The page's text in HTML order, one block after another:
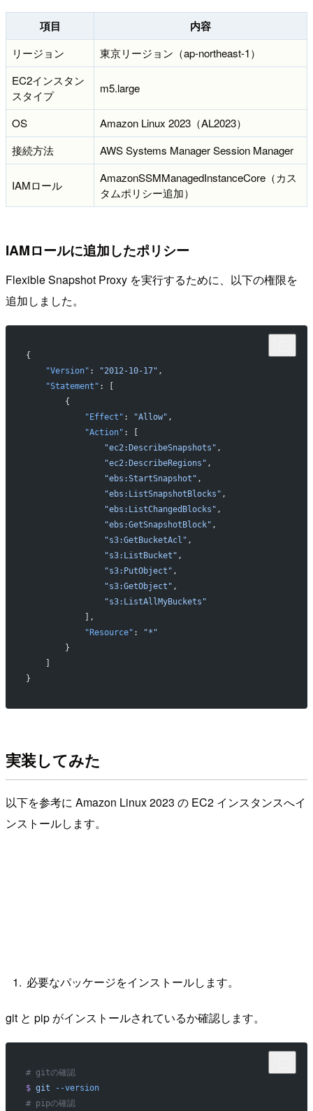
項目 内容
リージョン
東京リージョン（ap-northeast-1）
EC2インスタン
スタイプ
m5.large
OS
Amazon Linux 2023（AL2023）
接続方法
AWS Systems Manager Session Manager
IAMロール
AmazonSSMManagedInstanceCore（カス
タムポリシー追加）
IAMロールに追加したポリシー
Flexible Snapshot Proxy を実行するために、以下の権限を
追加しました。
{
    "Version"
: "2012-10-17" ,
    "Statement"
: [
        {
            "Effect"
: "Allow" ,
            "Action"
: [
                "ec2:DescribeSnapshots"
,
                "ec2:DescribeRegions"
,
                "ebs:StartSnapshot"
,
                "ebs:ListSnapshotBlocks"
,
                "ebs:ListChangedBlocks"
,
                "ebs:GetSnapshotBlock"
,
                "s3:GetBucketAcl"
,
                "s3:ListBucket"
,
                "s3:PutObject"
,
                "s3:GetObject"
,
                "s3:ListAllMyBuckets"
            ],
            "Resource"
:
"*"
        }
}
実装してみた
以下を参考に Amazon Linux 2023 の EC2 インスタンスへイ
ンストールします。
必要なパッケージをインストールします。
git と pip がインストールされているか確認します。
# gitの確認
$ git --version
# pipの確認